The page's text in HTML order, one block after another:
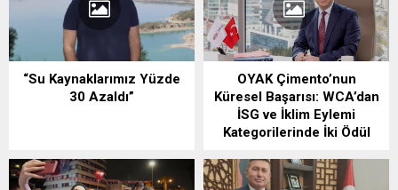
“Su Kaynaklarımız Yüzde
30 Azaldı”
OYAK Çimento’nun
Küresel Başarısı: WCA’dan
İSG ve İklim Eylemi
Kategorilerinde İki Ödül